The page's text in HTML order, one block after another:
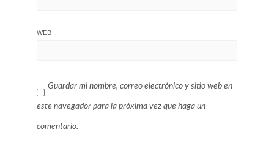
WEB
Guardar mi nombre, correo electrónico y sitio web en
este navegador para la próxima vez que haga un
comentario.